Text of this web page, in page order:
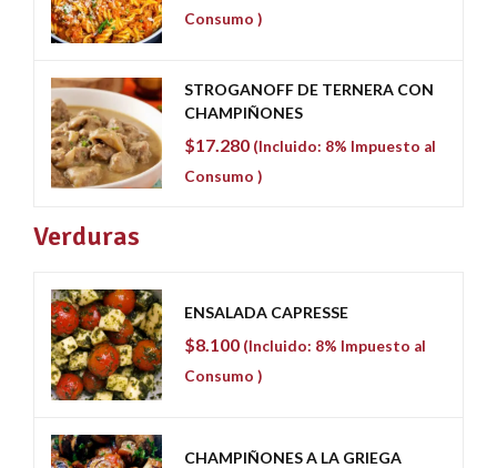
Consumo )
STROGANOFF DE TERNERA CON
CHAMPIÑONES
$17.280 (Incluido: 8% Impuesto al
Consumo )
Verduras
ENSALADA CAPRESSE
$8.100 (Incluido: 8% Impuesto al
Consumo )
CHAMPIÑONES A LA GRIEGA